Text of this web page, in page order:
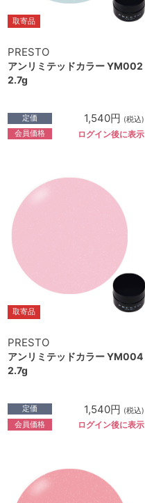
取寄品
PRESTO
アンリミテッドカラー YM002
2.7g
定価 1,540円 (税込)
会員価格 ログイン後に表示
取寄品
PRESTO
アンリミテッドカラー YM004
2.7g
定価 1,540円 (税込)
会員価格 ログイン後に表示